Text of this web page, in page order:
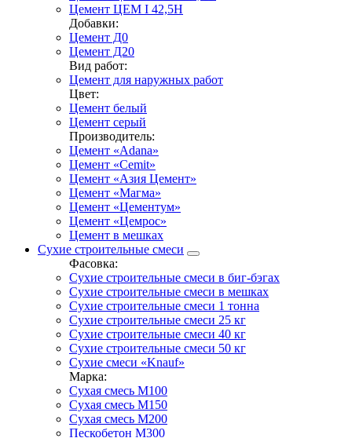
Цемент ЦЕМ I 42,5Н
Добавки:
Цемент Д0
Цемент Д20
Вид работ:
Цемент для наружных работ
Цвет:
Цемент белый
Цемент серый
Производитель:
Цемент «Adana»
Цемент «Cemit»
Цемент «Азия Цемент»
Цемент «Магма»
Цемент «Цементум»
Цемент «Цемрос»
Цемент в мешках
Сухие строительные смеси
Фасовка:
Сухие строительные смеси в биг-бэгах
Сухие строительные смеси в мешках
Сухие строительные смеси 1 тонна
Сухие строительные смеси 25 кг
Сухие строительные смеси 40 кг
Сухие строительные смеси 50 кг
Сухие смеси «Knauf»
Марка:
Сухая смесь М100
Сухая смесь М150
Сухая смесь М200
Пескобетон М300